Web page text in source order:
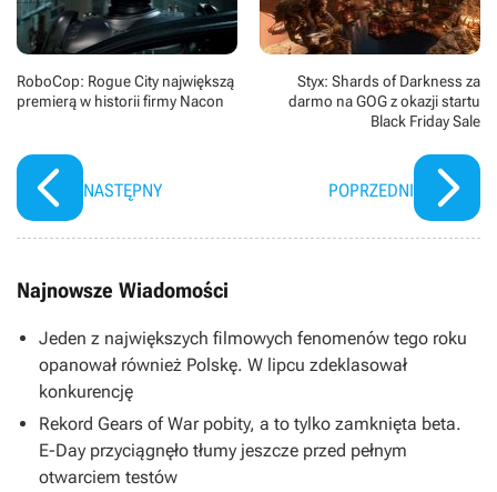
RoboCop: Rogue City największą
premierą w historii firmy Nacon
NASTĘPNY
Styx: Shards of Darkness za
darmo na GOG z okazji startu
Black Friday Sale
POPRZEDNI
Najnowsze Wiadomości
Jeden z największych filmowych fenomenów tego roku
opanował również Polskę. W lipcu zdeklasował
konkurencję
Rekord Gears of War pobity, a to tylko zamknięta beta.
E-Day przyciągnęło tłumy jeszcze przed pełnym
otwarciem testów